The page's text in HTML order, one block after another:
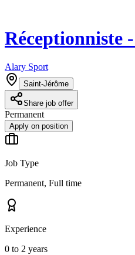
Réceptionniste
Alary Sport
Saint-Jérôme
Share job offer
Permanent
Apply on position
Job Type
Permanent, Full time
Experience
0 to 2 years